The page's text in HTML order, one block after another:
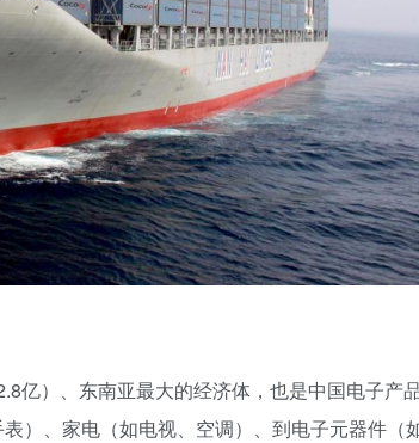
亿）、东南亚最大的经济体，也是中国电子产
）、家电（如电视、空调）、到电子元器件（